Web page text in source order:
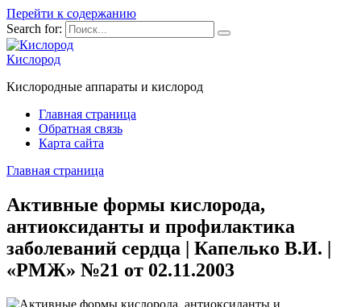
Перейти к содержанию
Search for:
Кислород
Кислородные аппараты и кислород
Главная страница
Обратная связь
Карта сайта
Главная страница
Активные формы кислорода,
антиоксиданты и профилактика
заболеваний сердца | Капелько В.И. |
«РМЖ» №21 от 02.11.2003